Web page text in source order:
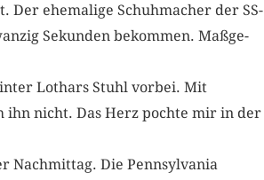
Der ehemalige Schuhmacher der SS-
Sekunden bekommen. Maßge­
Lothars Stuhl vorbei. Mit
ihn nicht. Das Herz pochte mir in der
Nachmittag. Die Pennsylvania